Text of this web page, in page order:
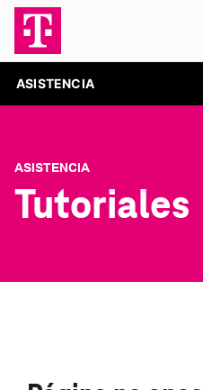
ASISTENCIA
ASISTENCIA
Tutoriales